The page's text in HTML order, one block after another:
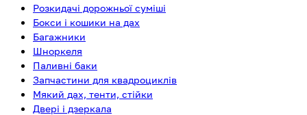
Розкидачі дорожньої суміші
Бокси і кошики на дах
Багажники
Шноркеля
Паливні баки
Запчастини для квадроциклів
Мякий дах, тенти, стійки
Двері і дзеркала